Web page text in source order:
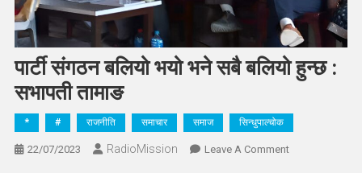
पार्टी संगठन बलियो भयो भने सबै बलियो हुन्छ :
सभापती तामाङ
* # राजनीति समाचार समाज सिन्धुपाल्चोक
22/07/2023 RadioMission Leave A CommentOn